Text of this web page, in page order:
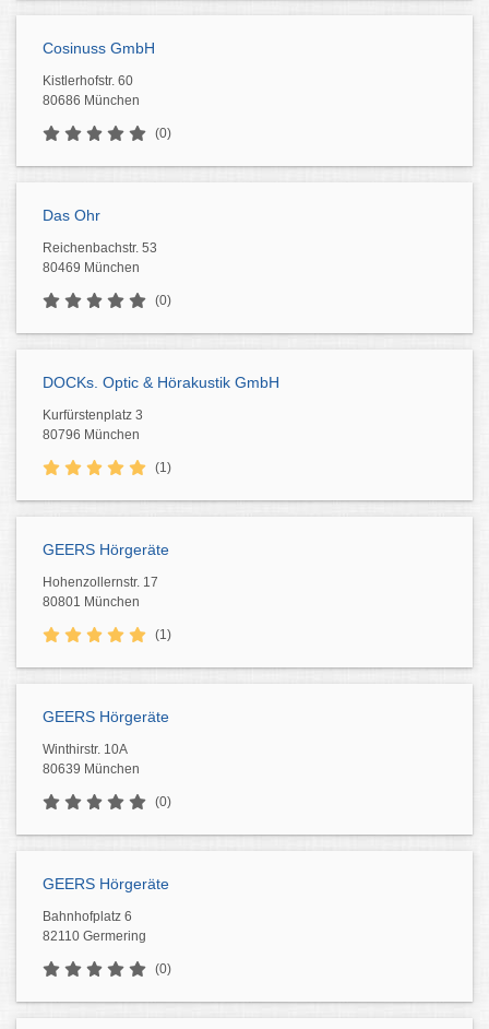
Cosinuss GmbH
Kistlerhofstr. 60
80686 München
(0)
Das Ohr
Reichenbachstr. 53
80469 München
(0)
DOCKs. Optic & Hörakustik GmbH
Kurfürstenplatz 3
80796 München
(1)
GEERS Hörgeräte
Hohenzollernstr. 17
80801 München
(1)
GEERS Hörgeräte
Winthirstr. 10A
80639 München
(0)
GEERS Hörgeräte
Bahnhofplatz 6
82110 Germering
(0)